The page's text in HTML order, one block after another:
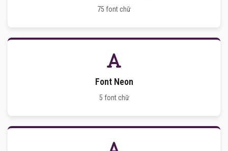
75 font chữ
Font Neon
5 font chữ